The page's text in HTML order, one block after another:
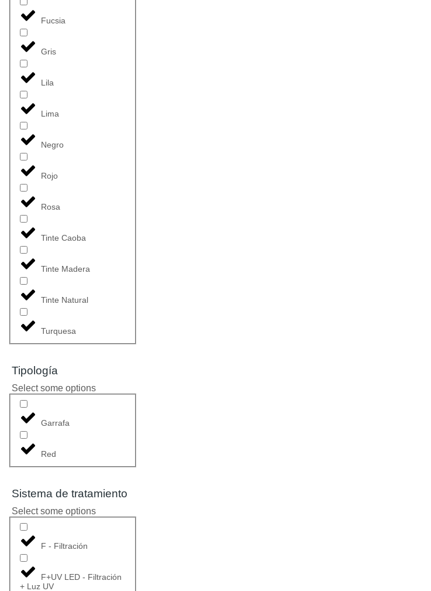
Fucsia
Gris
Lila
Lima
Negro
Rojo
Rosa
Tinte Caoba
Tinte Madera
Tinte Natural
Turquesa
Tipología
Select some options
Garrafa
Red
Sistema de tratamiento
Select some options
F - Filtración
F+UV LED - Filtración
+ Luz UV